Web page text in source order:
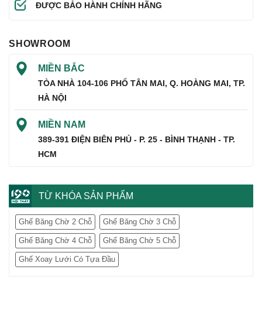
ĐƯỢC BẢO HÀNH CHÍNH HÃNG
SHOWROOM
MIỀN BẮC
TÒA NHÀ 104-106 PHỐ TÂN MAI, Q. HOÀNG MAI, TP.
HÀ NỘI
MIỀN NAM
389-391 ĐIỆN BIÊN PHỦ - P. 25 - BÌNH THẠNH - TP.
HCM
TỪ KHÓA SẢN PHẨM
Ghế Băng Chờ 2 Chỗ Ghế Băng Chờ 3 Chỗ
Ghế Băng Chờ 4 Chỗ Ghế Băng Chờ 5 Chỗ
Ghế Xoay Lưới Có Tựa Đầu